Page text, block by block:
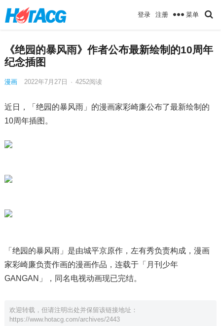
登录 注册 菜单
《绝园的暴风雨》作者公布最新绘制的10周年
纪念插图
漫画 2022年7月27日 · 4252阅读
近日，「绝园的暴风雨」的漫画家彩崎廉公布了最新绘制的
10周年插图。
「绝园的暴风雨」是由城平京原作，左有秀负责构成，漫画
家彩崎廉负责作画的漫画作品，连载于「月刊少年
GANGAN」，同名电视动画现已完结。
欢迎转载，但请注明出处并保留该链接地址：
https://www.hotacg.com/archives/2443